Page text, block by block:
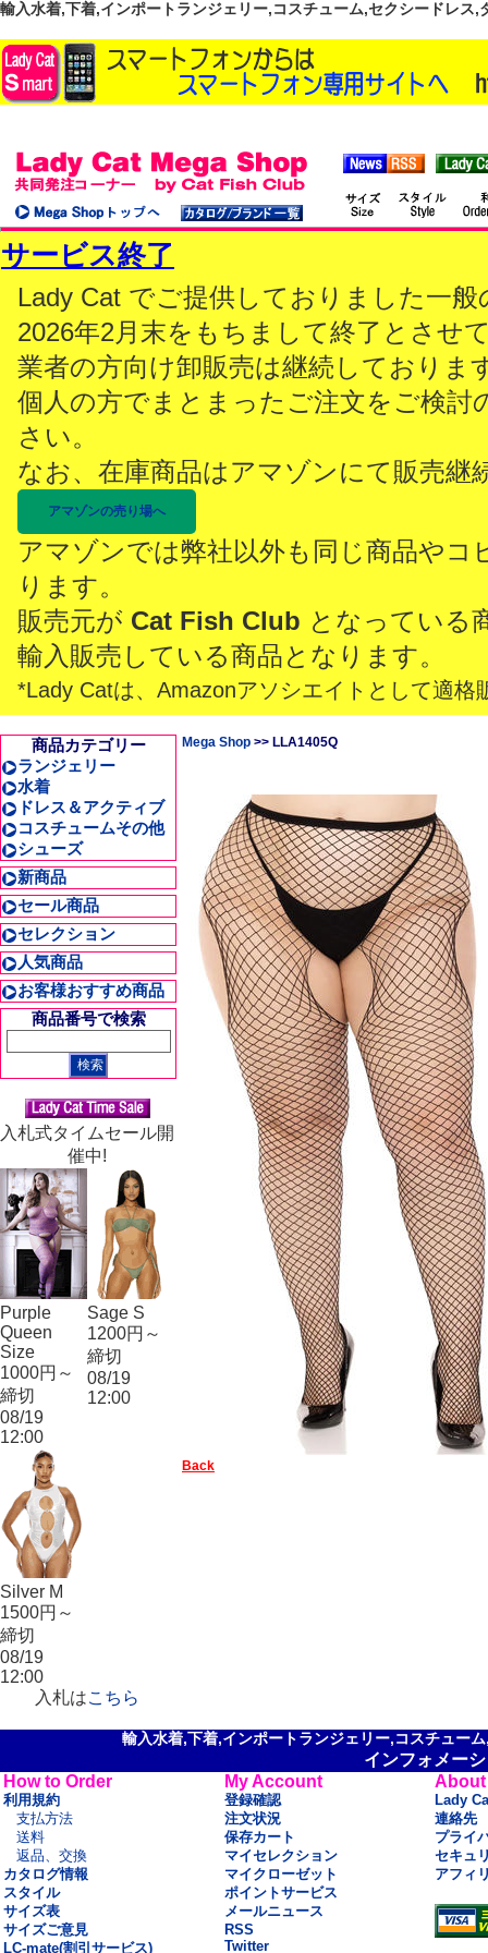
輸入水着,下着,インポートランジェリー,コスチューム,セクシードレス
サービス終了
Lady Cat でご提供しておりました一
2026年2月末をもちまして終了とさせ
業者の方向け卸販売は継続しておりま
個人の方でまとまったご注文をご検討
さい。
なお、在庫商品はアマゾンにて販売継
アマゾンの売り場へ
アマゾンでは弊社以外も同じ商品やコ
ります。
販売元が Cat Fish Club となっている
輸入販売している商品となります。
*Lady Catは、Amazonアソシエイトとして適格
商品カテゴリー
ランジェリー
水着
ドレス＆アクティブ
コスチュームその他
シューズ
新商品
セール商品
セレクション
人気商品
お客様おすすめ商品
商品番号で検索
入札式タイムセール開
催中!
Purple
Queen
Size
1000円～
締切
08/19
12:00
Sage S
1200円～
締切
08/19
12:00
Silver M
1500円～
締切
08/19
12:00
入札はこちら
Mega Shop >> LLA1405Q
Back
輸入水着,下着,インポートランジェリー,コスチュー
インフォメー
How to Order
利用規約
支払方法
送料
返品、交換
カタログ情報
スタイル
サイズ表
サイズご意見
LC-mate(割引サービス)
My Account
登録確認
注文状況
保存カート
マイセレクション
マイクローゼット
ポイントサービス
メールニュース
RSS
Twitter
About
Lady
連絡先
プライ
セキュ
アフィ